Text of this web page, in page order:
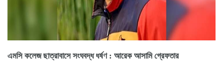
এমসি কলেজ ছাত্রাবাসে সংঘবদ্ধ ধর্ষণ : আরেক আসামি গ্রেফতার